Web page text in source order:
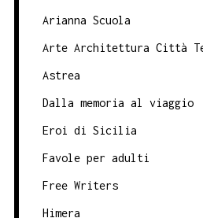
Arianna Scuola
Arte Architettura Città
Astrea
Dalla memoria al viaggio
Eroi di Sicilia
Favole per adulti
Free Writers
Himera